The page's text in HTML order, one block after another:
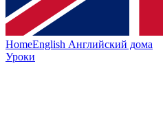
HomeEnglish Английский дома
Уроки